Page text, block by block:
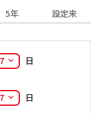
5年 設定来
日
日